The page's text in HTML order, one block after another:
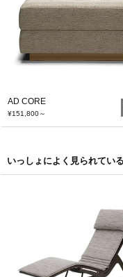
AD CORE
¥151,800～
いっしょによく見られてい